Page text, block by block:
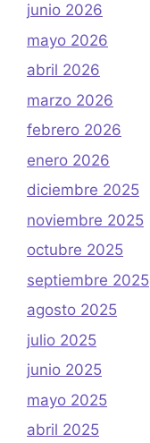
junio 2026
mayo 2026
abril 2026
marzo 2026
febrero 2026
enero 2026
diciembre 2025
noviembre 2025
octubre 2025
septiembre 2025
agosto 2025
julio 2025
junio 2025
mayo 2025
abril 2025